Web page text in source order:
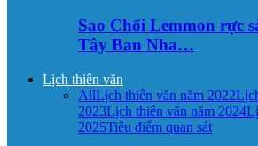
Sao Chổi Lemmon rực
Tây Ban Nha…
Lịch thiên văn
AllLịch thiên văn năm 2022
2023Lịch thiên văn năm 2024
2025Tiêu điểm quan sát